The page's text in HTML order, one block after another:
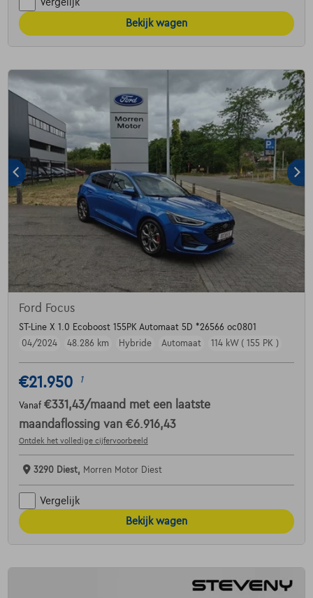
Vergelijk
Bekijk wagen
Ford Focus
ST-Line X 1.0 Ecoboost 155PK Automaat 5D *26566 oc0801
04/2024
48.286 km Hybride Automaat 114 kW ( 155 PK )
€21.950 1
Vanaf €331,43/maand met een laatste
maandaflossing van €6.916,43
Ontdek het volledige cijfervoorbeeld
3290 Diest, Morren Motor Diest
Vergelijk
Bekijk wagen